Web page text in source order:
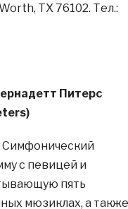
TX 76102. Тел.:
Питерс
Симфонический
с певицей и
пять
мюзиклах, а также